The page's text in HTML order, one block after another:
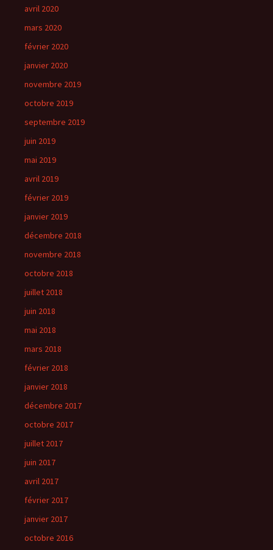
avril 2020
mars 2020
février 2020
janvier 2020
novembre 2019
octobre 2019
septembre 2019
juin 2019
mai 2019
avril 2019
février 2019
janvier 2019
décembre 2018
novembre 2018
octobre 2018
juillet 2018
juin 2018
mai 2018
mars 2018
février 2018
janvier 2018
décembre 2017
octobre 2017
juillet 2017
juin 2017
avril 2017
février 2017
janvier 2017
octobre 2016